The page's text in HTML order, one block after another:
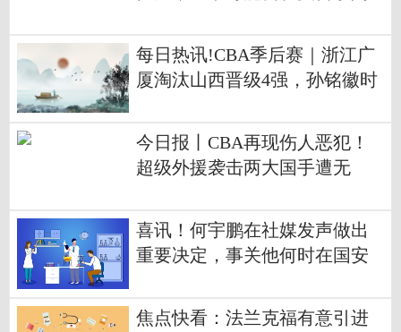
每日热讯!CBA季后赛｜浙江广
厦淘汰山西晋级4强，孙铭徽时
今日报丨CBA再现伤人恶犯！
超级外援袭击两大国手遭无
喜讯！何宇鹏在社媒发声做出
重要决定，事关他何时在国安
焦点快看：法兰克福有意引进